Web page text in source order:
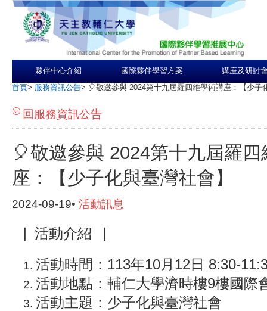
夥伴中心介紹 國際夥伴學習方案 講座及研討
首頁> 服務資訊公告> 🎈敬邀參與 2024第十九屆羅四維學術講座：【少子
回服務資訊公告
🎈敬邀參與 2024第十九屆羅
座：【少子化與臺灣社會】
2024-09-19• 活動訊息
▕ 活動介紹▕
活動時間：113年10月12日 8:30-
活動地點：輔仁大學濟時樓9樓國際
活動主題： 少子化與臺灣社會